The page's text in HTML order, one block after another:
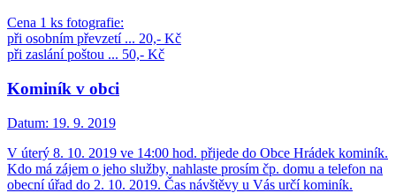
Cena 1 ks fotografie:
při osobním převzetí ... 20,- Kč
při zaslání poštou ... 50,- Kč
Kominík v obci
Datum: 19. 9. 2019
V úterý 8. 10. 2019 ve 14:00 hod. přijede do Obce Hrádek kominík.
Kdo má zájem o jeho služby, nahlaste prosím čp. domu a telefon na
obecní úřad do 2. 10. 2019. Čas návštěvy u Vás určí kominík.